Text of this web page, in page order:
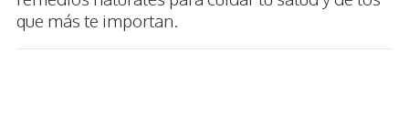
que más te importan.